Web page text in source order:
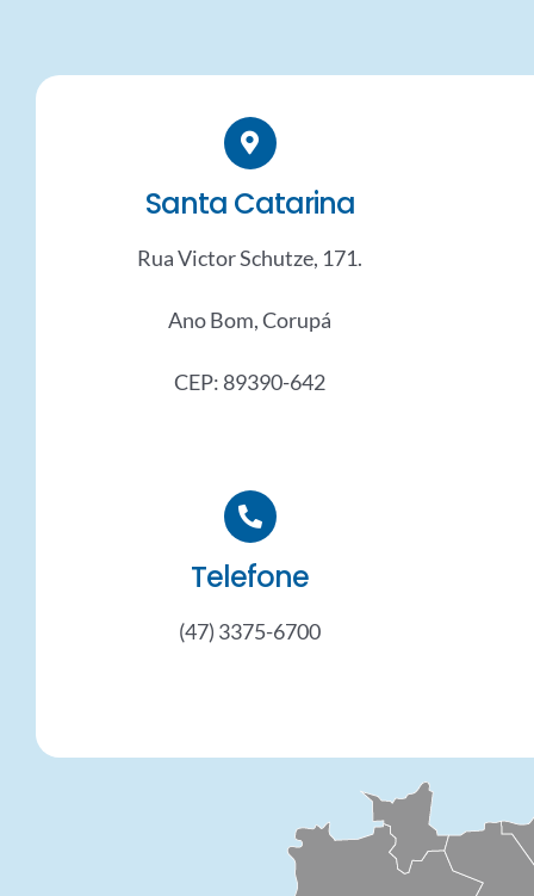
Santa Catarina
Rua Victor Schutze, 171.
Ano Bom, Corupá
CEP: 89390-642
Telefone
(47) 3375-6700